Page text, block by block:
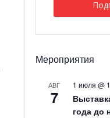
Мероприятия
АВГ
7
1 июля @
года до